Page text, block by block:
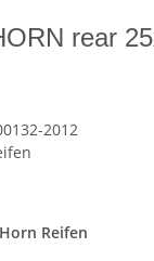
rear
2012
Reifen